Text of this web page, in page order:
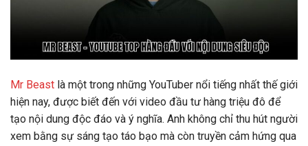
Mr Beast là một trong những YouTuber nổi tiếng nhất thế giới
hiện nay, được biết đến với video đầu tư hàng triệu đô để
tạo nội dung độc đáo và ý nghĩa. Anh không chỉ thu hút người
xem bằng sự sáng tạo táo bạo mà còn truyền cảm hứng qua